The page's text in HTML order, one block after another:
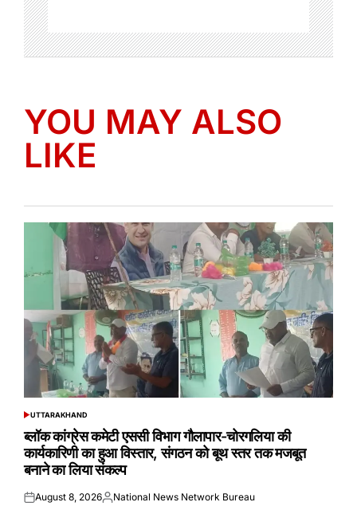
YOU MAY ALSO
LIKE
POSTED
UTTARAKHAND
ब्लॉक कांग्रेस कमेटी एससी विभाग गौलापार-चोरगलिया की
कार्यकारिणी का हुआ विस्तार, संगठन को बूथ स्तर तक मजबूत
बनाने का लिया संकल्प
Posted
August 8, 2026Posted
National News Network Bureau